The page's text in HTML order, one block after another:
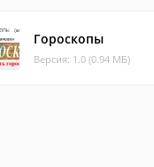
Гороскопы
Версия: 1.0 (0.94 МБ)